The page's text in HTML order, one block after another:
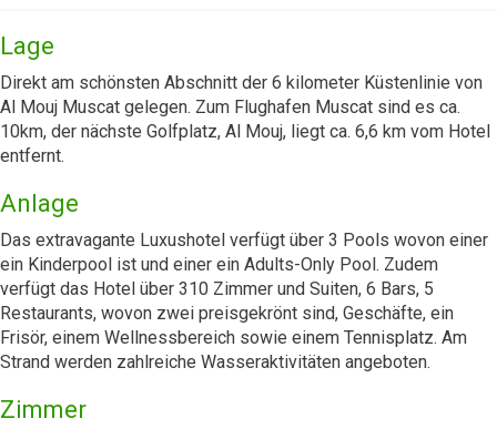
Lage
Direkt am schönsten Abschnitt der 6 kilometer Küstenlinie von
Al Mouj Muscat gelegen. Zum Flughafen Muscat sind es ca.
10km, der nächste Golfplatz, Al Mouj, liegt ca. 6,6 km vom Hotel
entfernt.
Anlage
Das extravagante Luxushotel verfügt über 3 Pools wovon einer
ein Kinderpool ist und einer ein Adults-Only Pool. Zudem
verfügt das Hotel über 310 Zimmer und Suiten, 6 Bars, 5
Restaurants, wovon zwei preisgekrönt sind, Geschäfte, ein
Frisör, einem Wellnessbereich sowie einem Tennisplatz. Am
Strand werden zahlreiche Wasseraktivitäten angeboten.
Zimmer